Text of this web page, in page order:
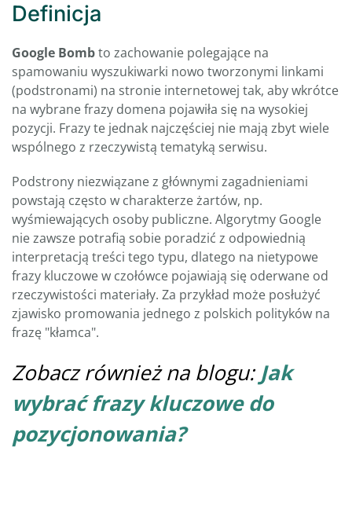
Definicja
Google Bombto zachowanie polegające na
spamowaniu wyszukiwarki nowo tworzonymi linkami
(podstronami) na stronie internetowej tak, aby wkrótce
na wybrane frazy domena pojawiła się na wysokiej
pozycji. Frazy te jednak najczęściej nie mają zbyt wiele
wspólnego z rzeczywistą tematyką serwisu.
Podstrony niezwiązane z głównymi zagadnieniami
powstają często w charakterze żartów, np.
wyśmiewających osoby publiczne. Algorytmy Google
nie zawsze potrafią sobie poradzić z odpowiednią
interpretacją treści tego typu, dlatego na nietypowe
frazy kluczowe w czołówce pojawiają się oderwane od
rzeczywistości materiały. Za przykład może posłużyć
zjawisko promowania jednego z polskich polityków na
frazę "kłamca".
Zobacz również na blogu: Jak
wybrać frazy kluczowe do
pozycjonowania?